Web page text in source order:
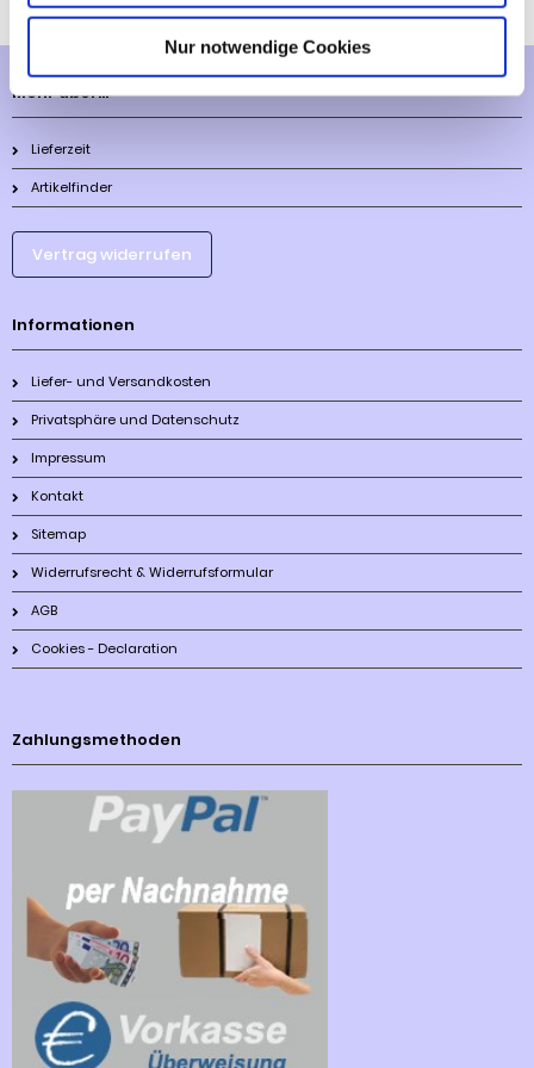
Nur notwendige Cookies
Mehr über...
Lieferzeit
Artikelfinder
Vertrag widerrufen
Informationen
Liefer- und Versandkosten
Privatsphäre und Datenschutz
Impressum
Kontakt
Sitemap
Widerrufsrecht & Widerrufsformular
AGB
Cookies - Declaration
Zahlungsmethoden